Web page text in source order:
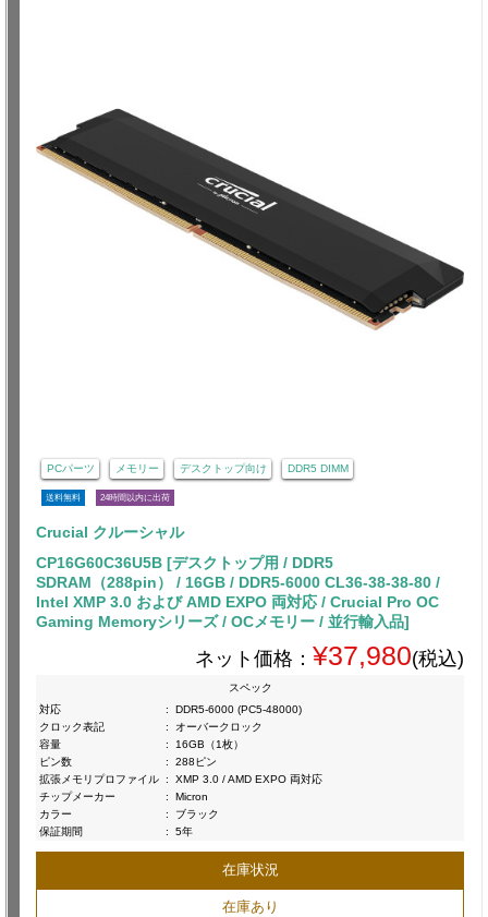
PCパーツ メモリー デスクトップ向け DDR5 DIMM
送料無料 24時間以内に出荷
Crucial クルーシャル
CP16G60C36U5B [デスクトップ用 / DDR5
SDRAM（288pin） / 16GB / DDR5-6000 CL36-38-38-80 /
Intel XMP 3.0 および AMD EXPO 両対応 / Crucial Pro OC
Gaming Memoryシリーズ / OCメモリー / 並行輸入品]
ネット価格： ¥37,980(税込)
スペック
対応
:
DDR5-6000 (PC5-48000)
クロック表記
:
オーバークロック
容量
:
16GB（1枚）
ピン数
:
288ピン
拡張メモリプロファイル :
XMP 3.0 / AMD EXPO 両対応
チップメーカー
:
Micron
カラー
:
ブラック
保証期間
: 5年
在庫状況
在庫あり